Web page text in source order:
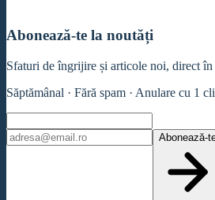
Abonează-te la noutăți
Sfaturi de îngrijire și articole noi, direct
Săptămânal · Fără spam · Anulare cu 1
Abonează-